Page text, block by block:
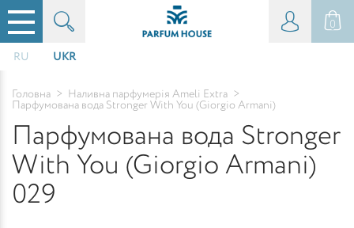
0
RU UKR
Головна > Наливна парфумерія Ameli Extra >
Парфумована вода Stronger With You (Giorgio Armani)
Парфумована вода Stronger
With You (Giorgio Armani)
029